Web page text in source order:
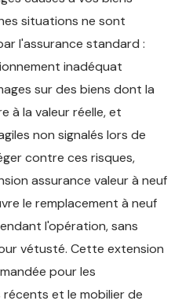
situations ne sont
l'assurance standard :
inadéquat
sur des biens dont la
à la valeur réelle, et
non signalés lors de
contre ces risques,
assurance valeur à neuf
le remplacement à neuf
l'opération, sans
vétusté. Cette extension
pour les
et le mobilier de